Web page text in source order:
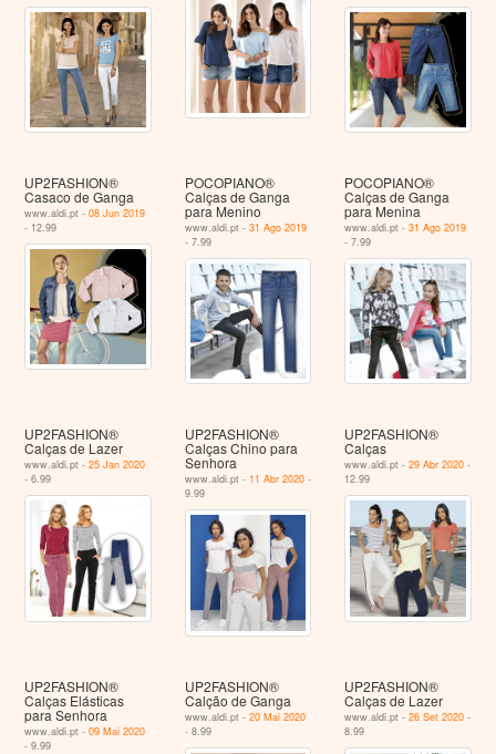
UP2FASHION®
Casaco de Ganga
www.aldi.pt -08 Jun 2019
- 12.99
POCOPIANO®
Calças de Ganga
para Menino
www.aldi.pt - 31 Ago 2019
- 7.99
POCOPIANO®
Calças de Ganga
para Menina
www.aldi.pt -31 Ago 2019
- 7.99
UP2FASHION®
Calças de Lazer
www.aldi.pt -25 Jan 2020
- 6.99
UP2FASHION®
Calças Chino para
Senhora
www.aldi.pt - 11 Abr 2020-
9.99
UP2FASHION®
Calças
www.aldi.pt -29 Abr 2020 -
12.99
UP2FASHION®
Calças Elásticas
para Senhora
www.aldi.pt -09 Mai 2020
- 9.99
UP2FASHION®
Calção de Ganga
www.aldi.pt - 20 Mai 2020
- 8.99
UP2FASHION®
Calças de Lazer
www.aldi.pt -26 Set 2020 -
8.99